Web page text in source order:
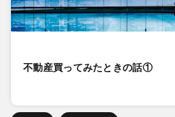
不動産買ってみたときの話①